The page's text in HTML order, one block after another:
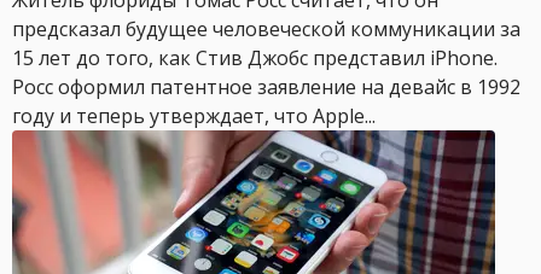
предсказал будущее человеческой коммуникации за
15 лет до того, как Стив Джобс представил iPhone.
Росс оформил патентное заявление на девайс в 1992
году и теперь утверждает, что Apple...